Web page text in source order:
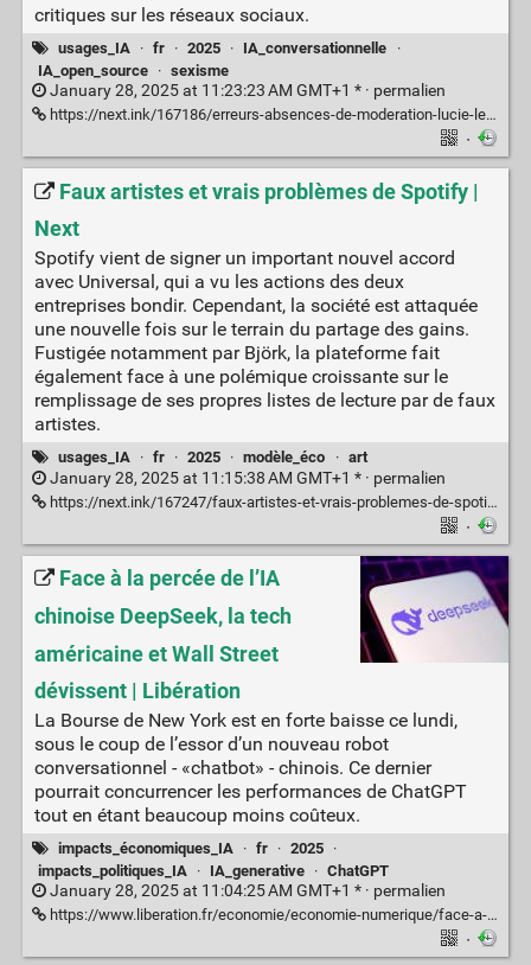
critiques sur les réseaux sociaux.
usages_IA · fr · 2025 · IA_conversationnelle
·
IA_open_source
· sexisme
January 28, 2025 at 11:23:23 AM GMT+1 * · permalien
https://next.ink/167186/erreurs-absences-de-moderation-lucie-le-chatbot-de-linagora-rapidement-ferme/
·
Faux artistes et vrais problèmes de Spotify |
Next
Spotify vient de signer un important nouvel accord
avec Universal, qui a vu les actions des deux
entreprises bondir. Cependant, la société est attaquée
une nouvelle fois sur le terrain du partage des gains.
Fustigée notamment par Björk, la plateforme fait
également face à une polémique croissante sur le
remplissage de ses propres listes de lecture par de faux
artistes.
usages_IA · fr · 2025 · modèle_éco · art
January 28, 2025 at 11:15:38 AM GMT+1 * · permalien
https://next.ink/167247/faux-artistes-et-vrais-problemes-de-spotify/
·
Face à la percée de l’IA
chinoise DeepSeek, la tech
américaine et Wall Street
dévissent | Libération
La Bourse de New York est en forte baisse ce lundi,
sous le coup de l’essor d’un nouveau robot
conversationnel - «chatbot» - chinois. Ce dernier
pourrait concurrencer les performances de ChatGPT
tout en étant beaucoup moins coûteux.
impacts_économiques_IA · fr · 2025 ·
impacts_politiques_IA
· IA_generative · ChatGPT
January 28, 2025 at 11:04:25 AM GMT+1 * · permalien
https://www.liberation.fr/economie/economie-numerique/face-a-la-percee-de-lia-chinoise-deepseek-wall-street-et-la-tech-americain-devissent-20250127_N2WADPHGZ5HDJN2IAFRHXOH2YQ/
·